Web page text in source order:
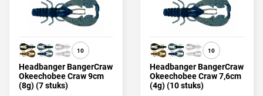
10
Headbanger BangerCraw
Okeechobee Craw 9cm
(8g) (7 stuks)
10
Headbanger BangerCraw
Okeechobee Craw 7,6cm
(4g) (10 stuks)